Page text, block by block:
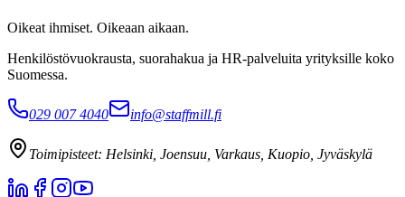
Oikeat ihmiset. Oikeaan aikaan.
Henkilöstövuokrausta, suorahakua ja HR-palveluita yrityksille koko
Suomessa.
029 007 4040 info@staffmill.fi
Toimipisteet: Helsinki, Joensuu, Varkaus, Kuopio, Jyväskylä